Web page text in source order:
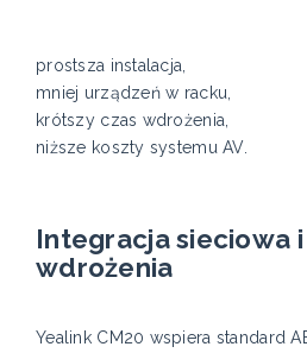
prostsza instalacja,
mniej urządzeń w racku,
krótszy czas wdrożenia,
niższe koszty systemu AV.
Integracja sieciowa
wdrożenia
Yealink CM20 wspiera standard